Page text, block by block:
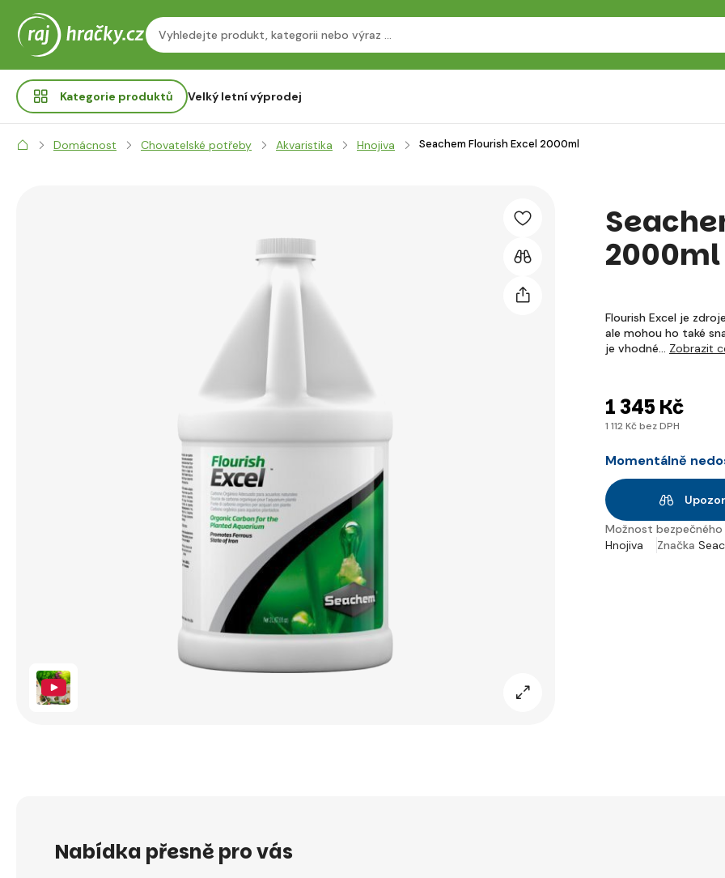
Kategorie produktů Velký letní výprodej
Domácnost Chovatelské potřeby Akvaristika Hnojiva Seachem Flourish Excel 2000ml
2000ml
Flourish Excel je
ale mohou ho také
je vhodné… Zobrazit
1 345 Kč
1 112 Kč bez DPH
Momentálně
Možnost
Hnojiva
Značka
Nabídka přesně pro vás